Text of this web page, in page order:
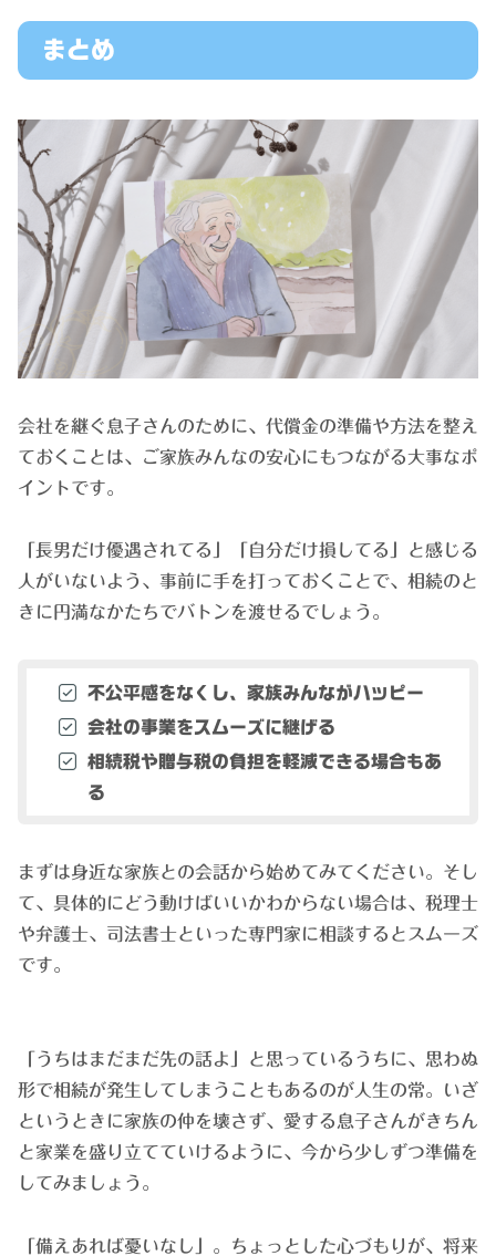
まとめ
会社を継ぐ息子さんのために、代償金の準備や方法を整え
ておくことは、ご家族みんなの安心にもつながる大事なポ
イントです。
「長男だけ優遇されてる」「自分だけ損してる」と感じる
人がいないよう、事前に手を打っておくことで、相続のと
きに円満なかたちでバトンを渡せるでしょう。
不公平感をなくし、家族みんながハッピー
会社の事業をスムーズに継げる
相続税や贈与税の負担を軽減できる場合もあ
る
まずは身近な家族との会話から始めてみてください。そし
て、具体的にどう動けばいいかわからない場合は、税理士
や弁護士、司法書士といった専門家に相談するとスムーズ
です。
「うちはまだまだ先の話よ」と思っているうちに、思わぬ
形で相続が発生してしまうこともあるのが人生の常。いざ
というときに家族の仲を壊さず、愛する息子さんがきちん
と家業を盛り立てていけるように、今から少しずつ準備を
してみましょう。
「備えあれば憂いなし」。ちょっとした心づもりが、将来